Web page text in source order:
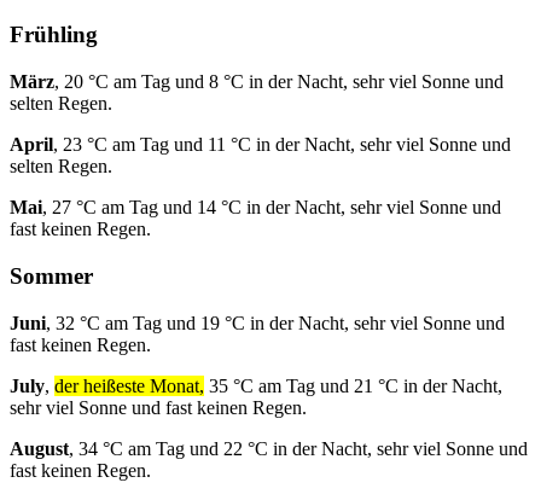
Frühling
März, 20 °C am Tag und 8 °C in der Nacht, sehr viel Sonne und
selten Regen.
April, 23 °C am Tag und 11 °C in der Nacht, sehr viel Sonne und
selten Regen.
Mai, 27 °C am Tag und 14 °C in der Nacht, sehr viel Sonne und
fast keinen Regen.
Sommer
Juni, 32 °C am Tag und 19 °C in der Nacht, sehr viel Sonne und
fast keinen Regen.
July, der heißeste Monat, 35 °C am Tag und 21 °C in der Nacht,
sehr viel Sonne und fast keinen Regen.
August, 34 °C am Tag und 22 °C in der Nacht, sehr viel Sonne und
fast keinen Regen.